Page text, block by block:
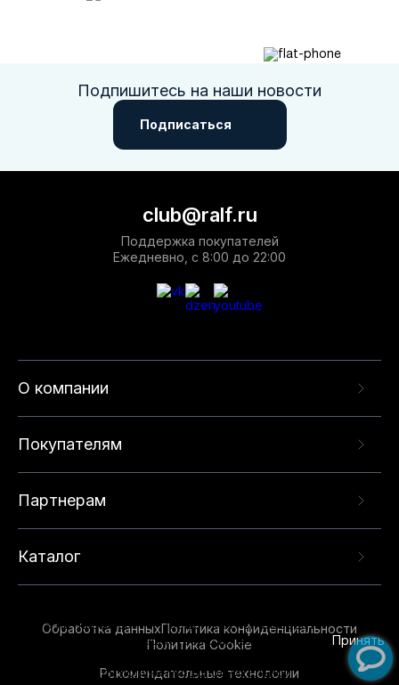
Подпишитесь на наши новости
Подписаться
О компании
Покупателям
Партнерам
Каталог
club@ralf.ru
Поддержка покупателей
Ежедневно, с 8:00 до 22:00
Обработка данныхПолитика конфиденциальности
Политика Cookie
Рекомендательные технологии
опыта на нашем сайте. Продолжая использовать
данный сайт, вы соглашаетесь с использованием
технологий. Для получения дополнительной
Принять